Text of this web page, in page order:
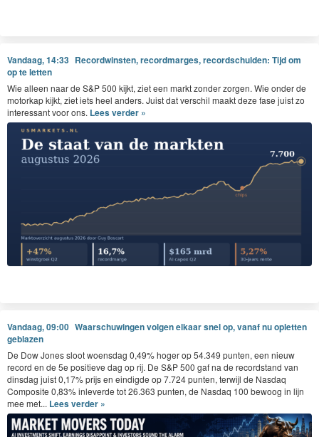
Vandaag, 14:33 Recordwinsten, recordmarges, recordschulden: Tijd om
op te letten
Wie alleen naar de S&P 500 kijkt, ziet een markt zonder zorgen. Wie onder de
motorkap kijkt, ziet iets heel anders. Juist dat verschil maakt deze fase juist zo
interessant voor ons. Lees verder »
Vandaag, 09:00 Waarschuwingen volgen elkaar snel op, vanaf nu opletten
geblazen
De Dow Jones sloot woensdag 0,49% hoger op 54.349 punten, een nieuw
record en de 5e positieve dag op rij. De S&P 500 gaf na de recordstand van
dinsdag juist 0,17% prijs en eindigde op 7.724 punten, terwijl de Nasdaq
Composite 0,83% inleverde tot 26.363 punten, de Nasdaq 100 bewoog in lijn
mee met... Lees verder »